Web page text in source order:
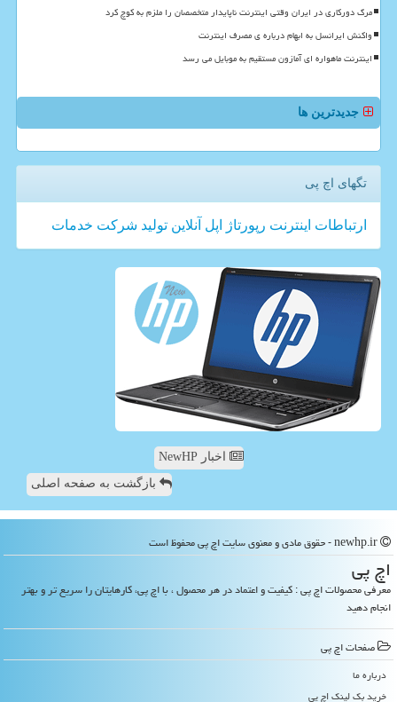
مرگ دورکاری در ایران وقتی اینترنت ناپایدار متخصصان را ملزم به کوچ کرد
واکنش ایرانسل به ابهام درباره ی مصرف اینترنت
اینترنت ماهواره ای آمازون مستقیم به موبایل می رسد
جدیدترین ها
تگهای اچ پی
ارتباطات اینترنت رپورتاژ اپل آنلاین تولید شركت خدمات
اخبار NewHP
بازگشت به صفحه اصلی
اچ پی
معرفی محصولات اچ پی : کیفیت و اعتماد در هر محصول ، با اچ پی، کارهایتان را سریع تر و بهتر
انجام دهید
صفحات اچ پی
درباره ما
خرید بک لینک اچ پی